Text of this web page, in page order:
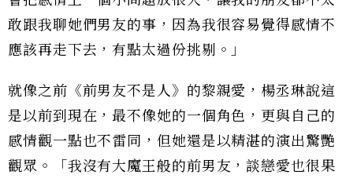
敢跟我聊她們男友的事，因為我很容易覺得感情不
應該再走下去，有點太過份挑剔。」
就像之前《前男友不是人》的黎親愛，楊丞琳說這
是以前到現在，最不像她的一個角色，更與自己的
感情觀一點也不雷同，但她還是以精湛的演出驚艷
觀眾。「我沒有大魔王般的前男友，談戀愛也很果